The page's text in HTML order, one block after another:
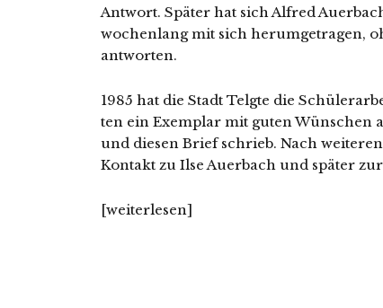
Antwort. Später hat sich Alfred
wochen­lang mit sich her­um­ge­tra­gen,
antworten.
1985 hat die Stadt Telgte die
ten ein Exemplar mit guten Wünschen
und die­sen Brief schrieb. Nach
Kontakt zu Ilse Auerbach und spä­ter
[wei­ter­le­sen]